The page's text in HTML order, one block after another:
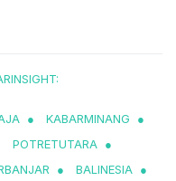
● KABARMINANG
●
POTRETUTARA ●
● BALINESIA ●